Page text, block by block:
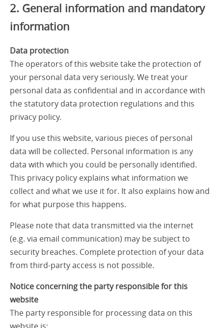
2. General information and mandatory
information
Data protection
The operators of this website take the protection of
your personal data very seriously. We treat your
personal data as confidential and in accordance with
the statutory data protection regulations and this
privacy policy.
If you use this website, various pieces of personal
data will be collected. Personal information is any
data with which you could be personally identified.
This privacy policy explains what information we
collect and what we use it for. It also explains how and
for what purpose this happens.
Please note that data transmitted via the internet
(e.g. via email communication) may be subject to
security breaches. Complete protection of your data
from third-party access is not possible.
Notice concerning the party responsible for this
website
The party responsible for processing data on this